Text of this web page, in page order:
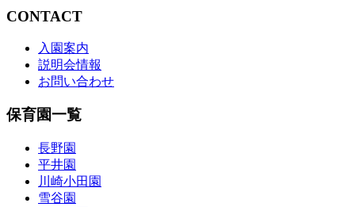
CONTACT
入園案内
説明会情報
お問い合わせ
保育園一覧
長野園
平井園
川崎小田園
雪谷園